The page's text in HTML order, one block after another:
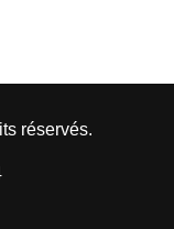
réservés.